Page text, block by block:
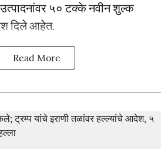
५० टक्के नवीन शुल्क
दिले आहेत.
Read More